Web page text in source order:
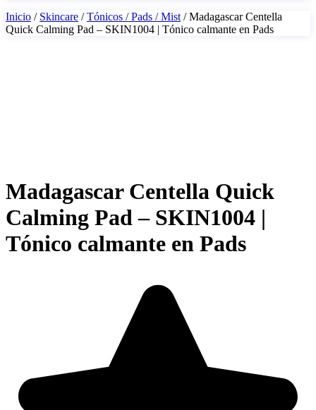
Inicio / Skincare /Tónicos / Pads / Mist / Madagascar Centella
Quick Calming Pad – SKIN1004 | Tónico calmante en Pads
Madagascar Centella Quick
Calming Pad – SKIN1004 |
Tónico calmante en Pads